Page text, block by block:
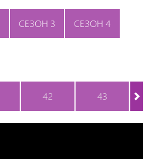
СЕЗОН 3 СЕЗОН 4
42 43